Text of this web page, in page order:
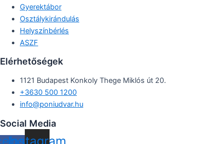
Gyerektábor
Osztálykirándulás
Helyszínbérlés
ASZF
Elérhetőségek
1121 Budapest Konkoly Thege Miklós út 20.
+3630 500 1200
info@poniudvar.hu
Social Media
Instagram